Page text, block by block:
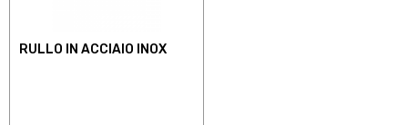
RULLO IN ACCIAIO INOX